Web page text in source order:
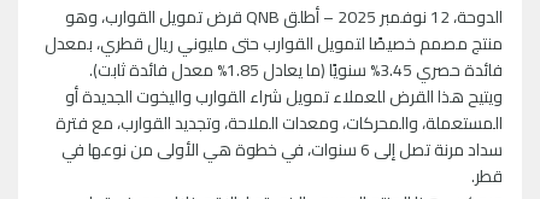
الدوحة، 12 نوفمبر 2025 – أطلق QNB قرض تمويل القوارب، وهو
منتج مصمم خصيصًا لتمويل القوارب حتى مليوني ريال قطري، بمعدل
فائدة حصري 3.45% سنويًا (ما يعادل 1.85% معدل فائدة ثابت).
ويتيح هذا القرض للعملاء تمويل شراء القوارب واليخوت الجديدة أو
المستعملة، والمحركات، ومعدات الملاحة، وتجديد القوارب، مع فترة
سداد مرنة تصل إلى 6 سنوات، في خطوة هي الأولى من نوعها في
قطر.